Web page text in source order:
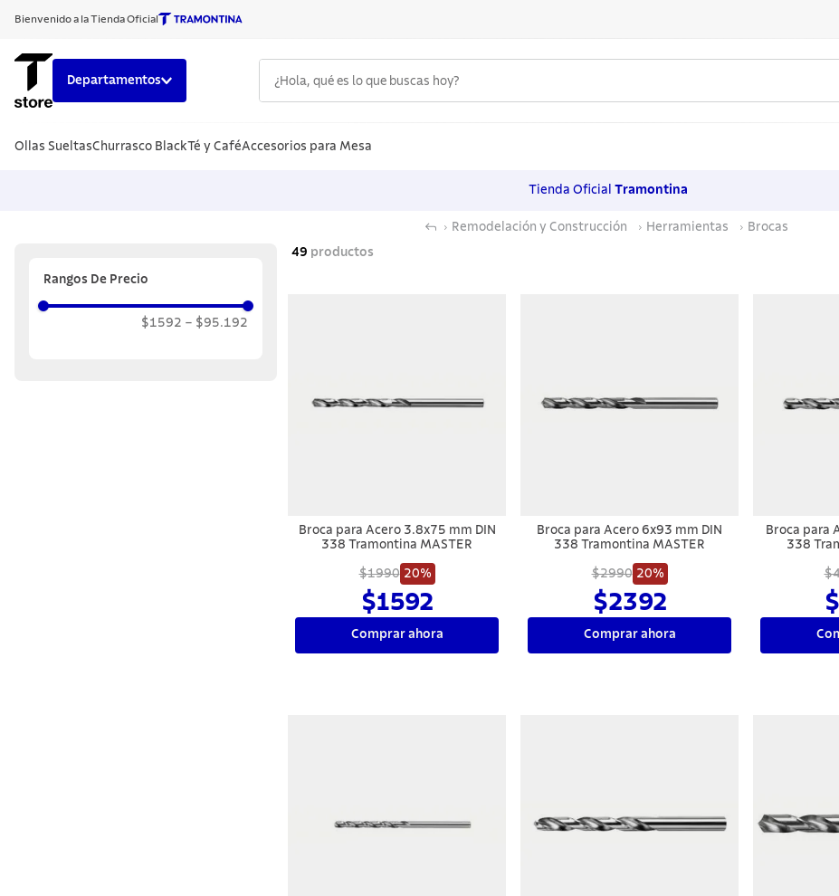
Bienvenido a la Tienda Oficial
Departamentos
Ollas SueltasChurrasco BlackTé y CaféAccesorios para Mesa
Tienda Oficial Tramontina
Remodelación y Construcción Herramientas Brocas
Rangos De Precio
$1592 – $95.192
49 productos
Broca para Acero 3.8x75 mm DIN
338 Tramontina MASTER
$1990 20%
$1592
Comprar ahora
Broca para Acero 6x93 mm DIN
338 Tramontina MASTER
$2990 20%
$2392
Comprar ahora
Broca para
338
1.
cuchillos
4
9.
442